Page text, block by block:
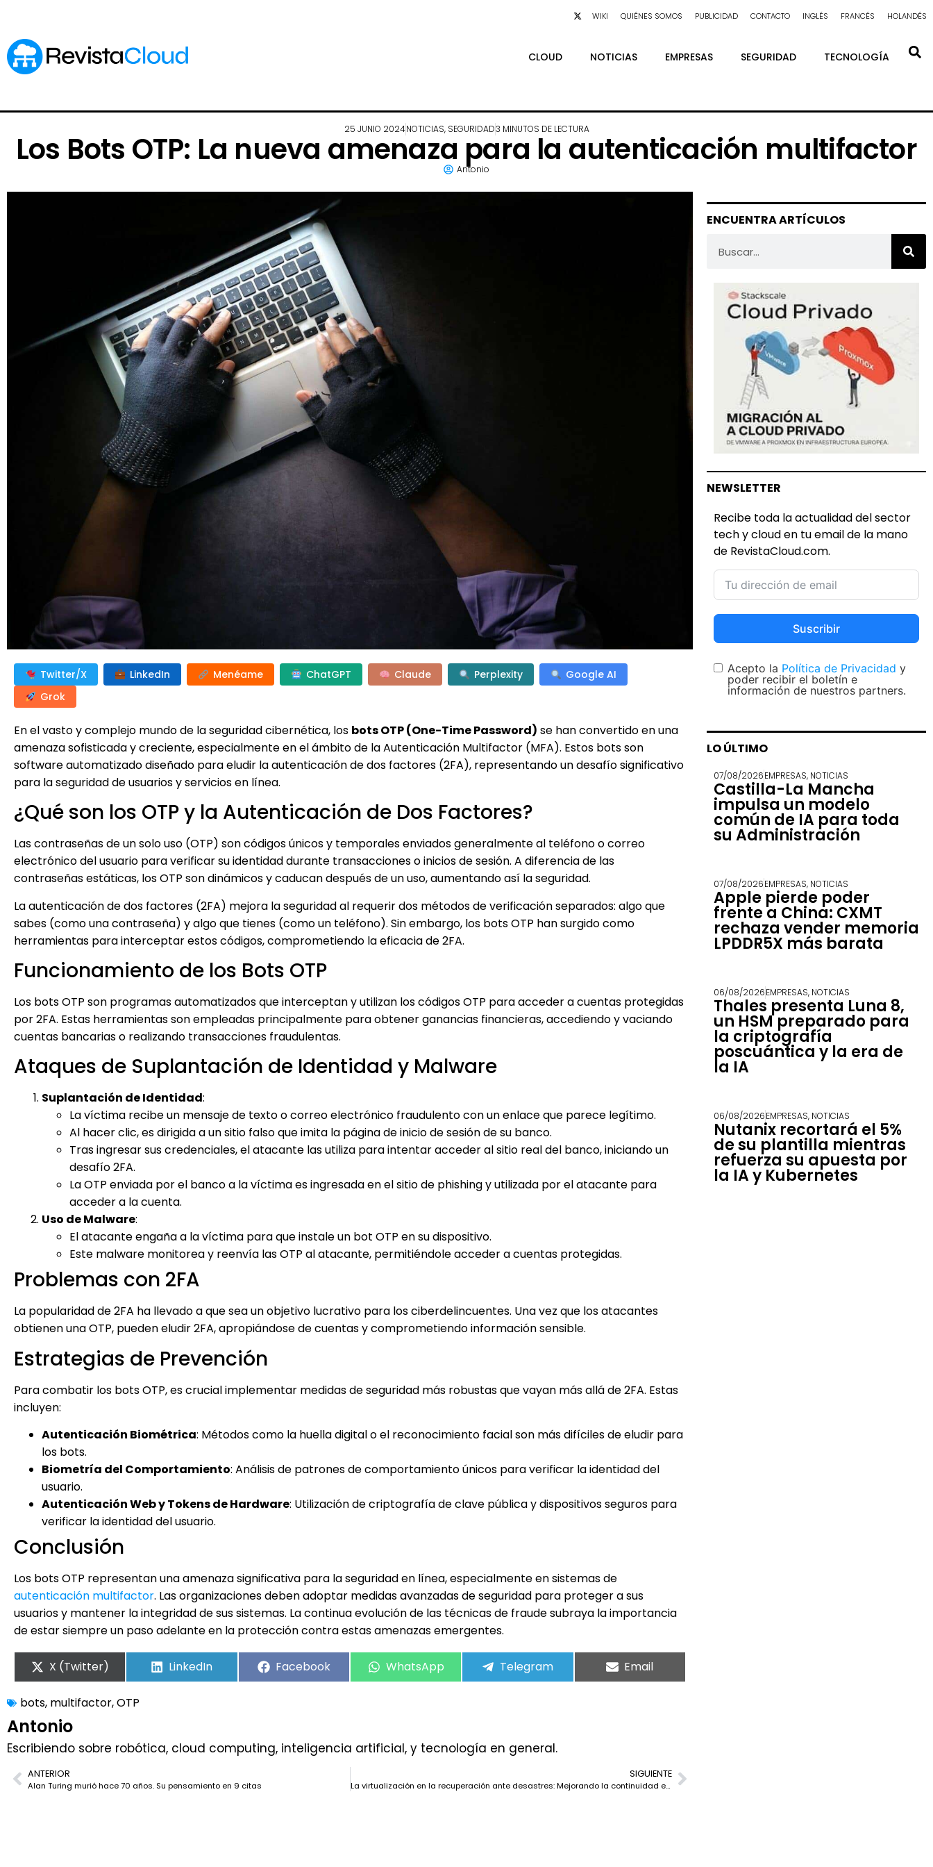
WIKI QUIÉNES SOMOS PUBLICIDAD CONTACTO INGLÉS FRANCÉS HOLANDÉS
CLOUD NOTICIAS EMPRESAS SEGURIDAD TECNOLOGÍA
25 JUNIO 2024NOTICIAS, SEGURIDAD3 MINUTOS DE LECTURA
Los Bots OTP: La nueva amenaza para la autenticación multifactor
Antonio
Twitter/X LinkedIn Menéame ChatGPT Claude Perplexity
Google AI
Grok
En el vasto y complejo mundo de la seguridad cibernética, los bots OTP (One-Time Password) se han convertido en una
amenaza sofisticada y creciente, especialmente en el ámbito de la Autenticación Multifactor (MFA). Estos bots son
software automatizado diseñado para eludir la autenticación de dos factores (2FA), representando un desafío significativo
para la seguridad de usuarios y servicios en línea.
¿Qué son los OTP y la Autenticación de Dos Factores?
Las contraseñas de un solo uso (OTP) son códigos únicos y temporales enviados generalmente al teléfono o correo
electrónico del usuario para verificar su identidad durante transacciones o inicios de sesión. A diferencia de las
contraseñas estáticas, los OTP son dinámicos y caducan después de un uso, aumentando así la seguridad.
La autenticación de dos factores (2FA) mejora la seguridad al requerir dos métodos de verificación separados: algo que
sabes (como una contraseña) y algo que tienes (como un teléfono). Sin embargo, los bots OTP han surgido como
herramientas para interceptar estos códigos, comprometiendo la eficacia de 2FA.
Funcionamiento de los Bots OTP
Los bots OTP son programas automatizados que interceptan y utilizan los códigos OTP para acceder a cuentas protegidas
por 2FA. Estas herramientas son empleadas principalmente para obtener ganancias financieras, accediendo y vaciando
cuentas bancarias o realizando transacciones fraudulentas.
Ataques de Suplantación de Identidad y Malware
Suplantación de Identidad:
La víctima recibe un mensaje de texto o correo electrónico fraudulento con un enlace que parece legítimo.
Al hacer clic, es dirigida a un sitio falso que imita la página de inicio de sesión de su banco.
Tras ingresar sus credenciales, el atacante las utiliza para intentar acceder al sitio real del banco, iniciando un
desafío 2FA.
La OTP enviada por el banco a la víctima es ingresada en el sitio de phishing y utilizada por el atacante para
acceder a la cuenta.
Uso de Malware:
El atacante engaña a la víctima para que instale un bot OTP en su dispositivo.
Este malware monitorea y reenvía las OTP al atacante, permitiéndole acceder a cuentas protegidas.
Problemas con 2FA
La popularidad de 2FA ha llevado a que sea un objetivo lucrativo para los ciberdelincuentes. Una vez que los atacantes
obtienen una OTP, pueden eludir 2FA, apropiándose de cuentas y comprometiendo información sensible.
Estrategias de Prevención
Para combatir los bots OTP, es crucial implementar medidas de seguridad más robustas que vayan más allá de 2FA. Estas
incluyen:
Autenticación Biométrica: Métodos como la huella digital o el reconocimiento facial son más difíciles de eludir para
los bots.
Biometría del Comportamiento: Análisis de patrones de comportamiento únicos para verificar la identidad del
usuario.
Autenticación Web y Tokens de Hardware: Utilización de criptografía de clave pública y dispositivos seguros para
verificar la identidad del usuario.
Conclusión
Los bots OTP representan una amenaza significativa para la seguridad en línea, especialmente en sistemas de
autenticación multifactor. Las organizaciones deben adoptar medidas avanzadas de seguridad para proteger a sus
usuarios y mantener la integridad de sus sistemas. La continua evolución de las técnicas de fraude subraya la importancia
de estar siempre un paso adelante en la protección contra estas amenazas emergentes.
X (Twitter) LinkedIn Facebook WhatsApp Telegram Email
bots, multifactor,OTP
Antonio
Escribiendo sobre robótica, cloud computing, inteligencia artificial, y tecnología en general.
ANTERIOR
Alan Turing murió hace 70 años. Su pensamiento en 9 citas
SIGUIENTE
La virtualización en la recuperación ante desastres: Mejorando la continuidad empresarial
ENCUENTRA ARTÍCULOS
NEWSLETTER
Recibe toda la actualidad del sector
tech y cloud en tu email de la mano
de RevistaCloud.com.
Suscribir
Acepto la Política de Privacidad y
poder recibir el boletín e
información de nuestros partners.
LO ÚLTIMO
07/08/2026EMPRESAS, NOTICIAS
Castilla-La Mancha
impulsa un modelo
común de IA para toda
su Administración
07/08/2026EMPRESAS, NOTICIAS
Apple pierde poder
frente a China: CXMT
rechaza vender memoria
LPDDR5X más barata
06/08/2026EMPRESAS, NOTICIAS
Thales presenta Luna 8,
un HSM preparado para
la criptografía
poscuántica y la era de
la IA
06/08/2026EMPRESAS, NOTICIAS
Nutanix recortará el 5%
de su plantilla mientras
refuerza su apuesta por
la IA y Kubernetes